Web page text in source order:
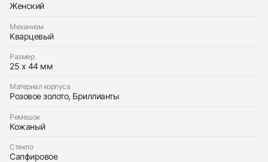
Женский
Механизм
Кварцевый
Размер
25 x 44 мм
Материал корпуса
Розовое золото, Бриллианты
Ремешок
Кожаный
Стекло
Сапфировое
Приложите фото ваших часов…